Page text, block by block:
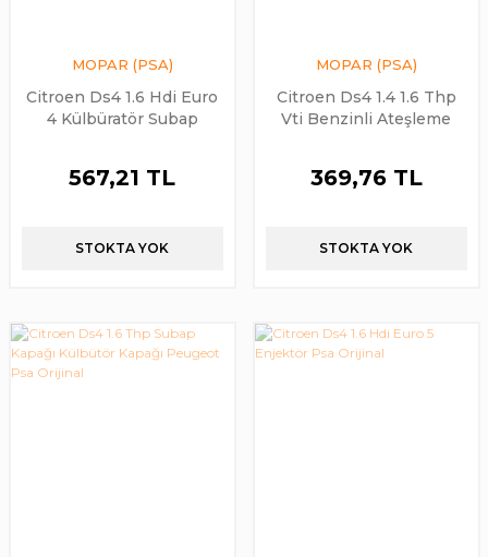
MOPAR (PSA)
Citroen Ds4 1.6 Hdi Euro
4 Külbüratör Subap
567,21 TL
STOKTA YOK
MOPAR (PSA)
Citroen Ds4 1.4 1.6 Thp
Vti Benzinli Ateşleme
369,76 TL
STOKTA YOK